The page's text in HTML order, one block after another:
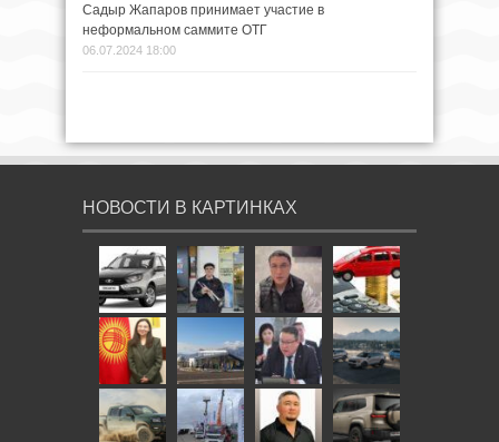
Садыр Жапаров принимает участие в
неформальном саммите ОТГ
06.07.2024 18:00
НОВОСТИ В КАРТИНКАХ